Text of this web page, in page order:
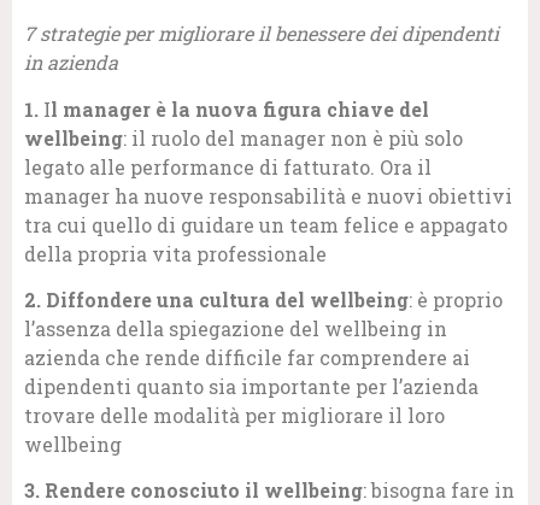
7 strategie per migliorare il benessere dei dipendenti
in azienda
1. Il manager è la nuova figura chiave del
wellbeing: il ruolo del manager non è più solo
legato alle performance di fatturato. Ora il
manager ha nuove responsabilità e nuovi obiettivi
tra cui quello di guidare un team felice e appagato
della propria vita professionale
2. Diffondere una cultura del wellbeing: è proprio
l’assenza della spiegazione del wellbeing in
azienda che rende difficile far comprendere ai
dipendenti quanto sia importante per l’azienda
trovare delle modalità per migliorare il loro
wellbeing
3. Rendere conosciuto il wellbeing: bisogna fare in